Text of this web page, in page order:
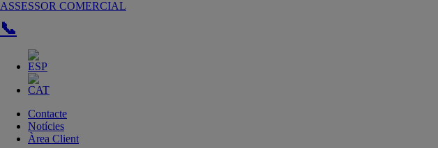
Vés
contingut
ASSESSOR COMERCIAL
📞
Contacte
Notícies
Àrea Client